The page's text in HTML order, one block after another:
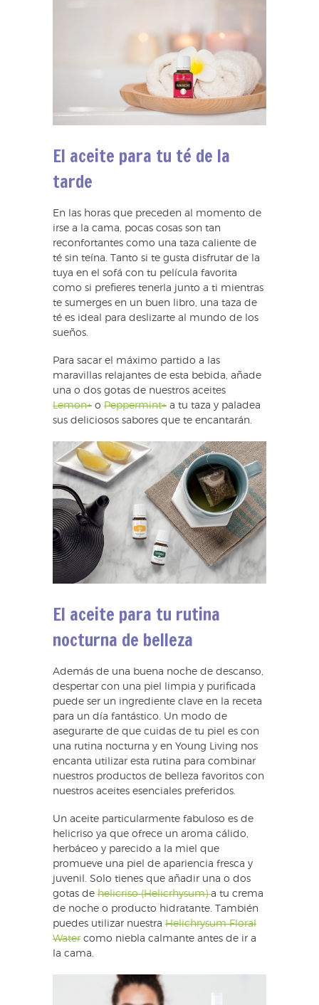
El aceite para tu té de la
tarde
En las horas que preceden al momento de
irse a la cama, pocas cosas son tan
reconfortantes como una taza caliente de
té sin teína. Tanto si te gusta disfrutar de la
tuya en el sofá con tu película favorita
como si prefieres tenerla junto a ti mientras
te sumerges en un buen libro, una taza de
té es ideal para deslizarte al mundo de los
sueños.
Para sacar el máximo partido a las
maravillas relajantes de esta bebida, añade
una o dos gotas de nuestros aceites
Lemon+ o Peppermint+ a tu taza y paladea
sus deliciosos sabores que te encantarán.
El aceite para tu rutina
nocturna de belleza
Además de una buena noche de descanso,
despertar con una piel limpia y purificada
puede ser un ingrediente clave en la receta
para un día fantástico. Un modo de
asegurarte de que cuidas de tu piel es con
una rutina nocturna y en Young Living nos
encanta utilizar esta rutina para combinar
nuestros productos de belleza favoritos con
nuestros aceites esenciales preferidos.
Un aceite particularmente fabuloso es de
helicriso ya que ofrece un aroma cálido,
herbáceo y parecido a la miel que
promueve una piel de apariencia fresca y
juvenil. Solo tienes que añadir una o dos
gotas de helicriso (Helicrhysum)a tu crema
de noche o producto hidratante. También
puedes utilizar nuestra Helichrysum Floral
Water como niebla calmante antes de ir a
la cama.